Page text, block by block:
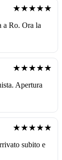
★★★★★
a Ro. Ora la
★★★★★
Apertura
★★★★★
subito e